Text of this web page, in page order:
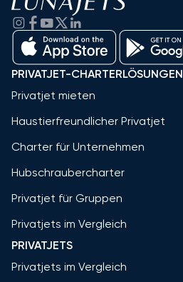
PRIVATJET-CHARTERLÖSUNGEN
Privatjet mieten
Haustierfreundlicher Privatjet
Charter für Unternehmen
Hubschraubercharter
Privatjet für Gruppen
Privatjets im Vergleich
PRIVATJETS
Privatjets im Vergleich